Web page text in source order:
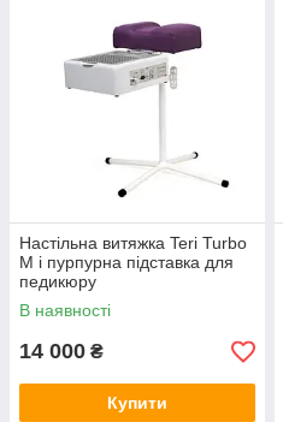
Настільна витяжка Teri Turbo
M і пурпурна підставка для
педикюру
В наявності
14 000 ₴
Купити